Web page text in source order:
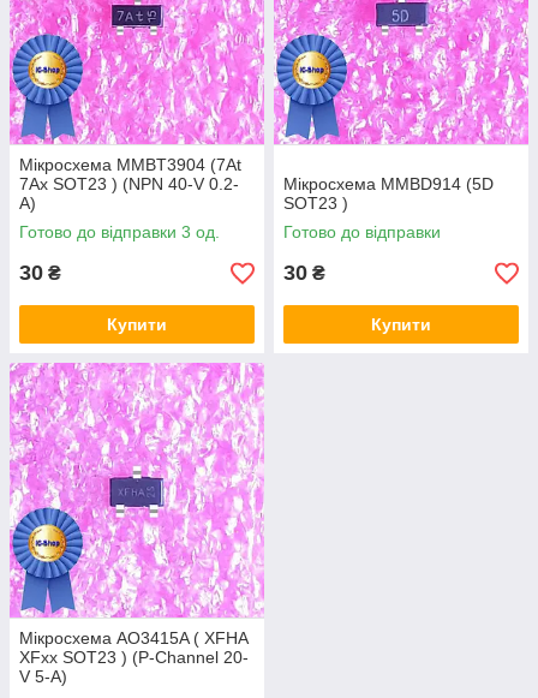
Мікросхема MMBT3904 (7At
7Ax SOT23 ) (NPN 40-V 0.2-
A)
Готово до відправки 3 од.
30 ₴
Купити
Мікросхема MMBD914 (5D
SOT23 )
Готово до відправки
30 ₴
Купити
Мікросхема AO3415A ( XFHA
XFxx SOT23 ) (P-Channel 20-
V 5-A)